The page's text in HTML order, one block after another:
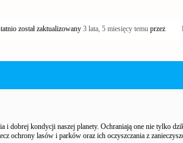
został zaktualizowany 3 lata, 5 miesięcy temu przez
i dobrej kondycji naszej planety. Ochraniają one nie tylko
ochrony lasów i parków oraz ich oczyszczania z